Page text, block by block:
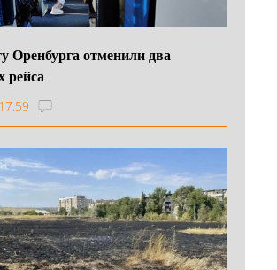
Оренбурга отменили два
рейса
17:59